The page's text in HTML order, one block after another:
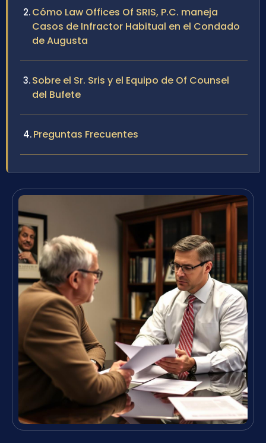
Cómo Law Offices Of SRIS, P.C. maneja
Casos de Infractor Habitual en el Condado
de Augusta
Sobre el Sr. Sris y el Equipo de Of Counsel
del Bufete
Preguntas Frecuentes